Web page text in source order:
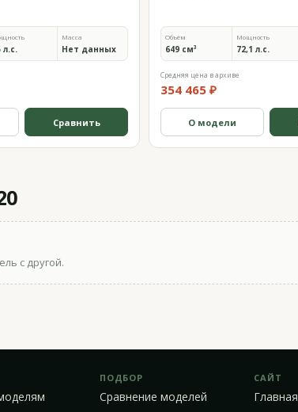
л.с.
Масса
Нет данных
Сравнить
Объём
649 см³
Мощность
72,1 л.с.
Средняя цена в архиве
354 465 ₽
О модели
с другой.
ПОДБОР
Сравнение моделей
САЙТ
Главная